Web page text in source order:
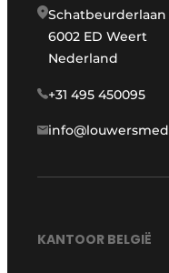
Schatbeurderlaan
6002 ED Weert
Nederland
+31 495 450095
KANTOOR BELGIË